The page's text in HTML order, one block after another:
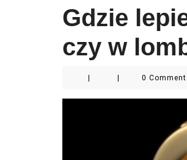
Gdzie
czy w
0 Comment